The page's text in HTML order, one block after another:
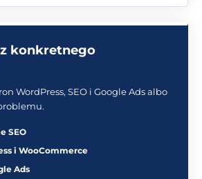
konkretnego
WordPress, SEO i Google Ads albo
SEO
i WooCommerce
Ads